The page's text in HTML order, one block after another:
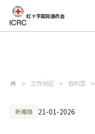
红十字国际委员会
工作地区 叙利亚
新闻稿 21-01-2026